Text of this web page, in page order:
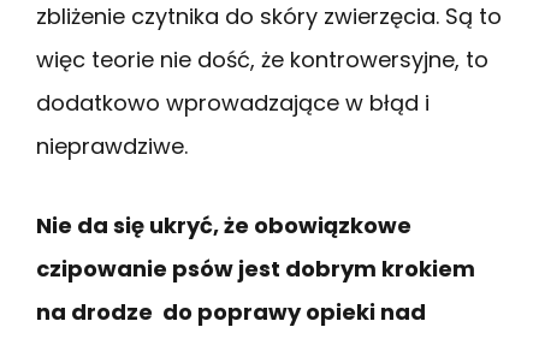
zbliżenie czytnika do skóry zwierzęcia. Są to
więc teorie nie dość, że kontrowersyjne, to
dodatkowo wprowadzające w błąd i
nieprawdziwe.
Nie da się ukryć, że obowiązkowe
czipowanie psów jest dobrym krokiem
na drodze do poprawy opieki nad